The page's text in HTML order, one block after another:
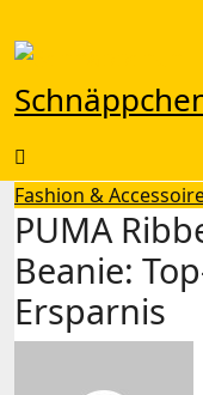
Inhalten
Fashion &
PUMA
Beanie:
Ersparnis